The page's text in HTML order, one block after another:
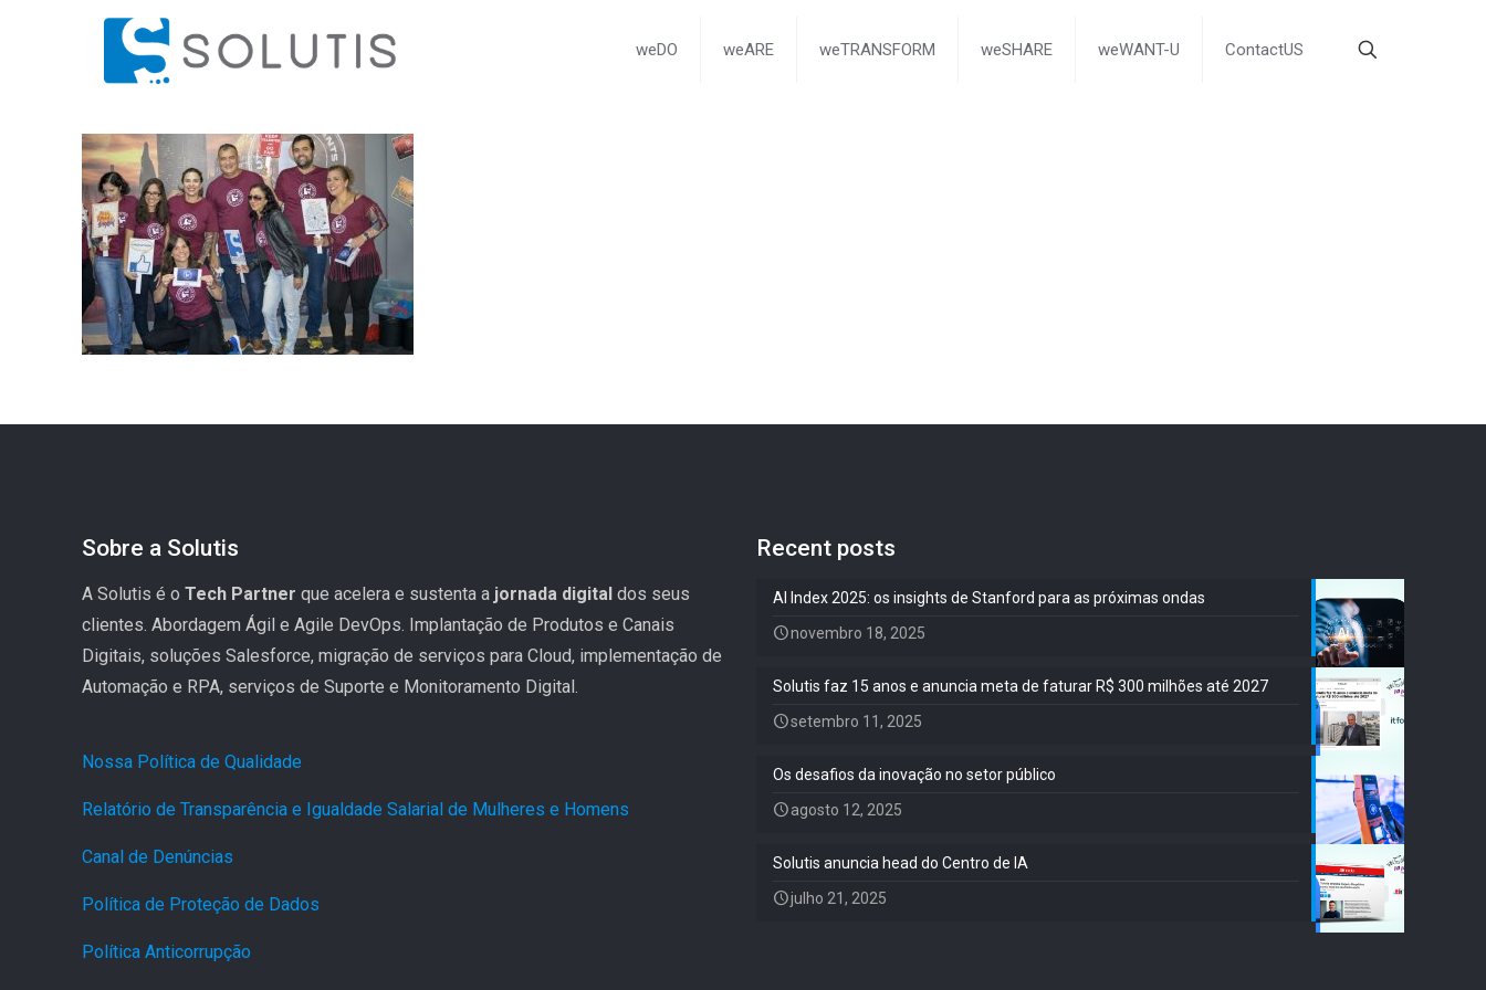
weDO weARE weTRANSFORM weSHARE weWANT-U ContactUS
Sobre a Solutis
A Solutis é o Tech Partner que acelera e sustenta a jornada digital dos seus
clientes. Abordagem Ágil e Agile DevOps. Implantação de Produtos e Canais
Digitais, soluções Salesforce, migração de serviços para Cloud, implementação de
Automação e RPA, serviços de Suporte e Monitoramento Digital.
Nossa Política de Qualidade
Relatório de Transparência e Igualdade Salarial de Mulheres e Homens
Canal de Denúncias
Política de Proteção de Dados
Política Anticorrupção
Recent posts
AI Index 2025: os insights de Stanford para as próximas ondas
novembro 18, 2025
Solutis faz 15 anos e anuncia meta de faturar R$ 300 milhões até 2027
setembro 11, 2025
Os desafios da inovação no setor público
agosto 12, 2025
Solutis anuncia head do Centro de IA
julho 21, 2025